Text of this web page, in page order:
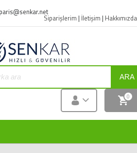
Siparişlerim | İletişim | Hakkımızda
ARA
0